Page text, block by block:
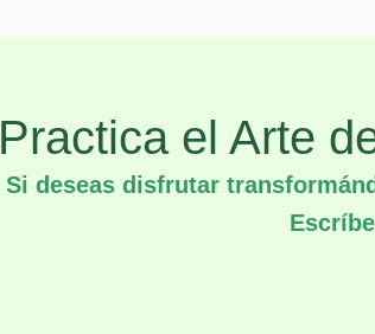
Practica el Arte
Si deseas disfrutar